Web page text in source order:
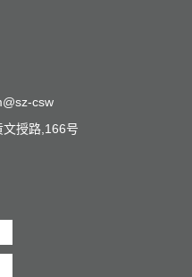
csw
授路,166号